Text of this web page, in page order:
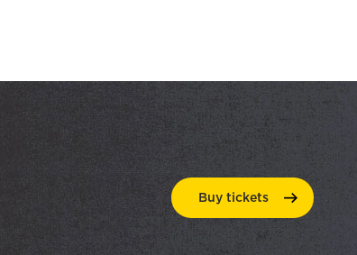
Buy tickets